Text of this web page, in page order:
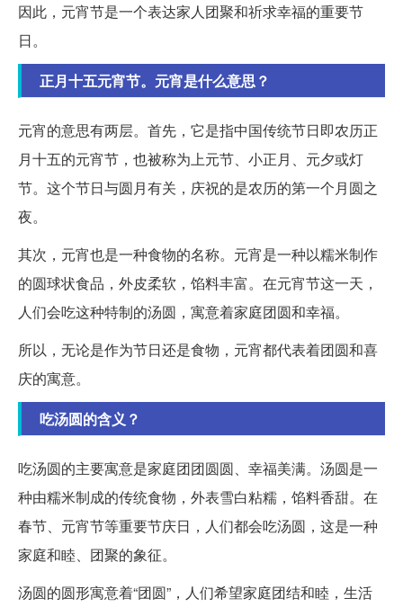
因此，元宵节是一个表达家人团聚和祈求幸福的重要节
日。
正月十五元宵节。元宵是什么意思？
元宵的意思有两层。首先，它是指中国传统节日即农历正
月十五的元宵节，也被称为上元节、小正月、元夕或灯
节。这个节日与圆月有关，庆祝的是农历的第一个月圆之
夜。
其次，元宵也是一种食物的名称。元宵是一种以糯米制作
的圆球状食品，外皮柔软，馅料丰富。在元宵节这一天，
人们会吃这种特制的汤圆，寓意着家庭团圆和幸福。
所以，无论是作为节日还是食物，元宵都代表着团圆和喜
庆的寓意。
吃汤圆的含义？
吃汤圆的主要寓意是家庭团团圆圆、幸福美满。汤圆是一
种由糯米制成的传统食物，外表雪白粘糯，馅料香甜。在
春节、元宵节等重要节庆日，人们都会吃汤圆，这是一种
家庭和睦、团聚的象征。
汤圆的圆形寓意着“团圆”，人们希望家庭团结和睦，生活